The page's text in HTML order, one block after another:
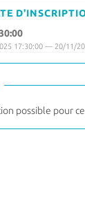
17:30:00 — 20/11/
possible pour